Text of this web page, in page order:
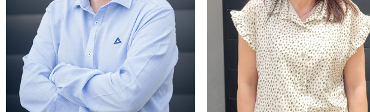
dispares, desde un estudio de
arquitectura, hasta una empresa de
inversión en metales preciosos,
pasando por una empresa del sector
del metal. Su lema es “todo pasa y
todo queda”, siempre en continuo
aprendizaje.
rápida adaptación a un sector
completamente distinto,
principalmente gracias a su carácter
positivo y su iniciativa. Su lema es
“Apunta hacia la luna, y si fallas, al
menos te quedaras con una
estrella”.